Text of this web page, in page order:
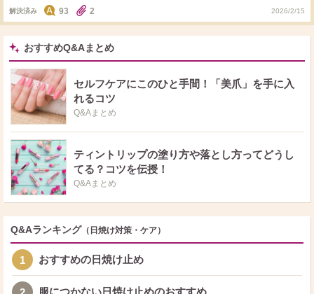
というものや方法があれば教えてもらいたいです。 後適度な筋トレやウォー
キングは肌にいいですか？ 読んでいただきありがとうございました。推しの
イベントが７月頭にあるので、それまでに出来るだけでも改善したいです！
解決済み 93 2 2026/2/15
おすすめQ&Aまとめ
セルフケアにこのひと手間！「美爪」を手に入
れるコツ
Q&Aまとめ
ティントリップの塗り方や落とし方ってどうし
てる？コツを伝授！
Q&Aまとめ
Q&Aランキング （日焼け対策・ケア）
1 おすすめの日焼け止め
服につかない日焼け止めのおすすめ